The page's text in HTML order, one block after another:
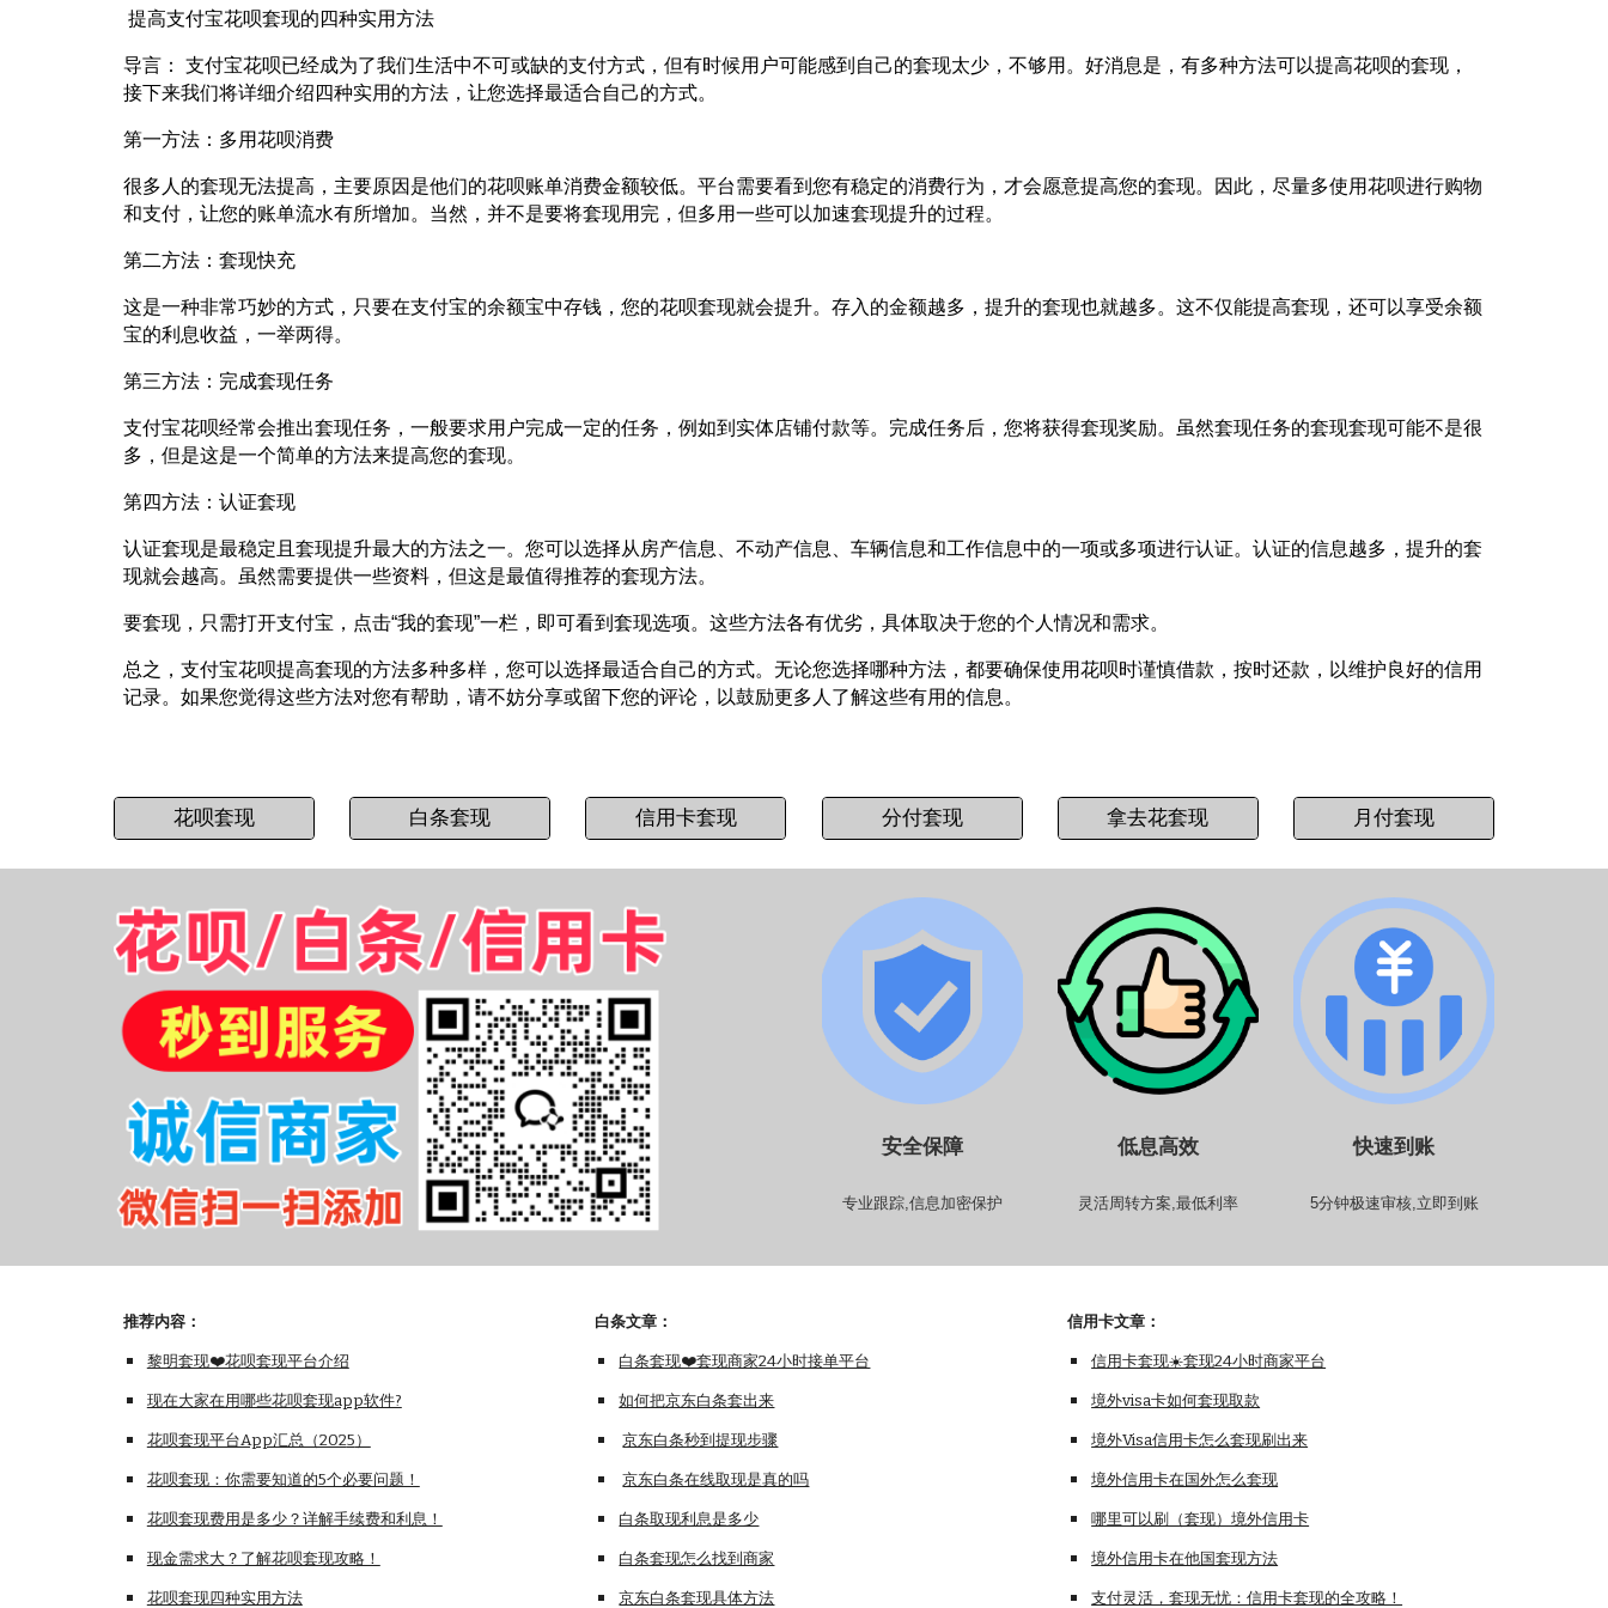
提高支付宝花呗套现的四种实用方法
导言： 支付宝花呗已经成为了我们生活中不可或缺的支付方式，但有时候用户可能感到自己的套现太少，不够用。好消息是，有多种方法可以提高花呗的套现，
接下来我们将详细介绍四种实用的方法，让您选择最适合自己的方式。
第一方法：多用花呗消费
很多人的套现无法提高，主要原因是他们的花呗账单消费金额较低。平台需要看到您有稳定的消费行为，才会愿意提高您的套现。因此，尽量多使用花呗进行购物
和支付，让您的账单流水有所增加。当然，并不是要将套现用完，但多用一些可以加速套现提升的过程。
第二方法：套现快充
这是一种非常巧妙的方式，只要在支付宝的余额宝中存钱，您的花呗套现就会提升。存入的金额越多，提升的套现也就越多。这不仅能提高套现，还可以享受余额
宝的利息收益，一举两得。
第三方法：完成套现任务
支付宝花呗经常会推出套现任务，一般要求用户完成一定的任务，例如到实体店铺付款等。完成任务后，您将获得套现奖励。虽然套现任务的套现套现可能不是很
多，但是这是一个简单的方法来提高您的套现。
第四方法：认证套现
认证套现是最稳定且套现提升最大的方法之一。您可以选择从房产信息、不动产信息、车辆信息和工作信息中的一项或多项进行认证。认证的信息越多，提升的套
现就会越高。虽然需要提供一些资料，但这是最值得推荐的套现方法。
要套现，只需打开支付宝，点击“我的套现”一栏，即可看到套现选项。这些方法各有优劣，具体取决于您的个人情况和需求。
总之，支付宝花呗提高套现的方法多种多样，您可以选择最适合自己的方式。无论您选择哪种方法，都要确保使用花呗时谨慎借款，按时还款，以维护良好的信用
记录。如果您觉得这些方法对您有帮助，请不妨分享或留下您的评论，以鼓励更多人了解这些有用的信息。
花呗套现 白条套现 信用卡套现 分付套现 拿去花套现 月付套现
安全保障
专业跟踪,信息加密保护
低息高效
灵活周转方案,最低利率
快速到账
5分钟极速审核,立即到账
推荐内容：
黎明套现❤️花呗套现平台介绍
现在大家在用哪些花呗套现app软件?
花呗套现平台App汇总（2025）
花呗套现：你需要知道的5个必要问题！
花呗套现费用是多少？详解手续费和利息！
现金需求大？了解花呗套现攻略！
花呗套现四种实用方法
白条文章：
白条套现❤️套现商家24小时接单平台
如何把京东白条套出来
京东白条秒到提现步骤
京东白条在线取现是真的吗
白条取现利息是多少
白条套现怎么找到商家
京东白条套现具体方法
信用卡文章：
信用卡套现☀️套现24小时商家平台
境外visa卡如何套现取款
境外Visa信用卡怎么套现刷出来
境外信用卡在国外怎么套现
哪里可以刷（套现）境外信用卡
境外信用卡在他国套现方法
支付灵活，套现无忧：信用卡套现的全攻略！